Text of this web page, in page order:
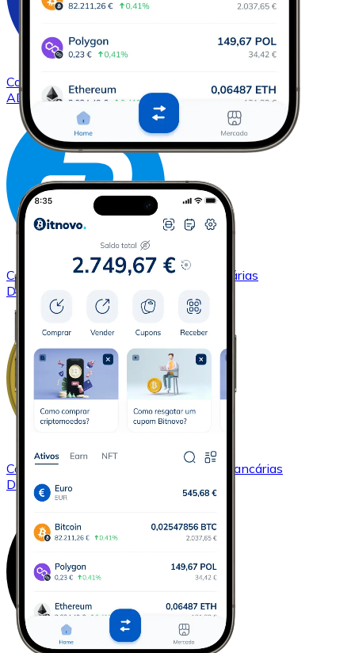
Comprar Cardano
com transferência bancárias
ADA
Comprar Dashcom transferência bancárias
DASH
Comprar
com transferência bancárias
DOGE